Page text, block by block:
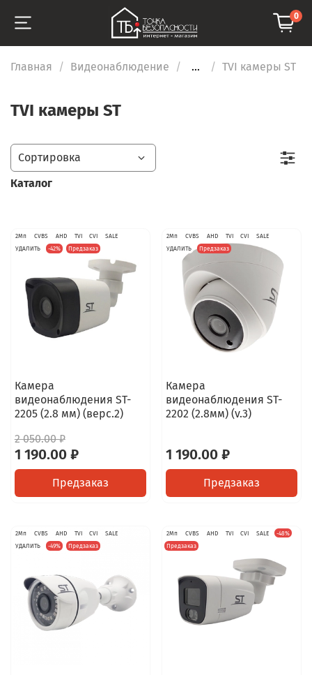
0
Главная Видеонаблюдение ... TVI камеры ST
TVI камеры ST
2Мп CVBS AHD TVI CVI
SALE
УДАЛИТЬ
-42% Предзаказ
Камера
видеонаблюдения ST-
2205 (2.8 мм) (верс.2)
2 050.00 ₽
1 190.00 ₽
Предзаказ
2Мп CVBS AHD TVI CVI
SALE
УДАЛИТЬ
Предзаказ
Камера
видеонаблюдения ST-
2202 (2.8мм) (v.3)
1 190.00 ₽
Предзаказ
2Мп CVBS AHD TVI CVI
SALE
УДАЛИТЬ
-49% Предзаказ
2Мп CVBS AHD TVI CVI SALE
-48%
Предзаказ
Каталог